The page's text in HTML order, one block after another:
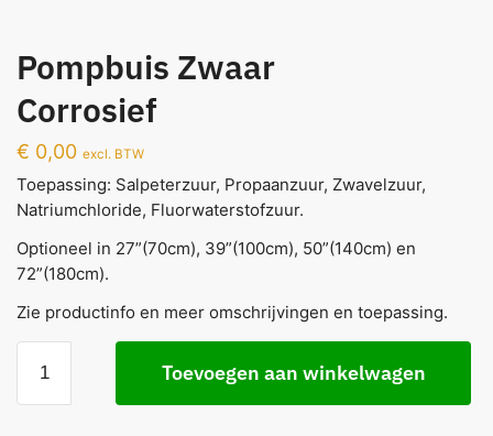
Pompbuis Zwaar
Corrosief
€ 0,00 excl. BTW
Toepassing: Salpeterzuur, Propaanzuur, Zwavelzuur,
Natriumchloride, Fluorwaterstofzuur.
Optioneel in 27”(70cm), 39”(100cm), 50”(140cm) en
72”(180cm).
Zie productinfo en meer omschrijvingen en toepassing.
Toevoegen aan winkelwagen